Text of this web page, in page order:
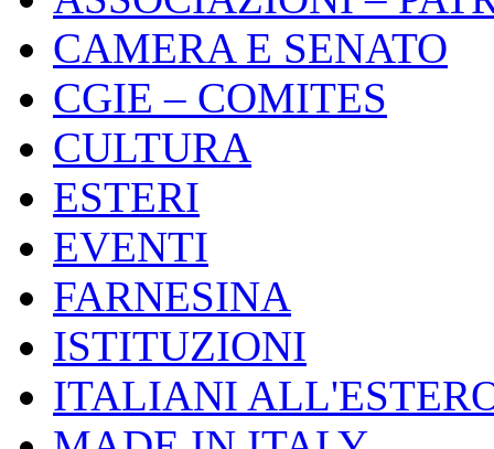
CAMERA E SENATO
CGIE – COMITES
CULTURA
ESTERI
EVENTI
FARNESINA
ISTITUZIONI
ITALIANI